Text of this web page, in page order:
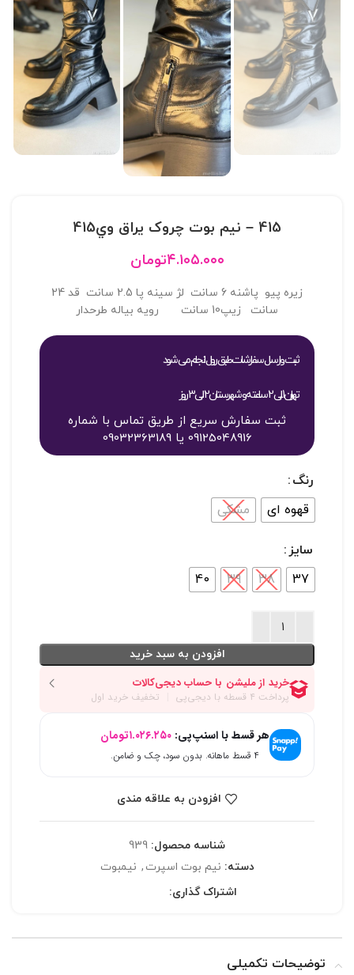
415 – نيم بوت چروک يراق وي415
۴.۱۰۵.۰۰۰تومان
زیره پیو پاشنه 6 سانت لژ سینه پا 2.5 سانت قد 24
سانت زیپ10 سانت رویه بیاله طرحدار
ثبت و ارسال سفارشات طبق روال انجام می شود
تهران 1 الی 2 ساعته و شهرستان 2 الی 3 روز
ثبت سفارش سریع از طریق تماس با شماره
09125048916 یا 09032363189
رنگ
قهوه ای
مشکی
سایز
37
38
39
40
افزودن به سبد خرید
هر قسط با اسنپ‌پی: ۱.۰۲۶.۲۵۰تومان
۴ قسط ماهانه. بدون سود، چک و ضامن.
افزودن به علاقه مندی
شناسه محصول: 939
دسته: نیم بوت اسپرت , نیمبوت
اشتراک گذاری:
توضیحات تکمیلی